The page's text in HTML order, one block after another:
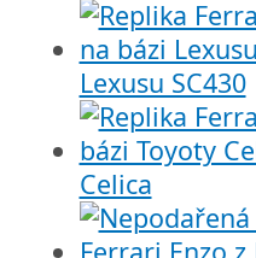
Lexusu SC430
Celica